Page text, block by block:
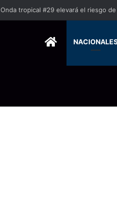
Onda tropical #29 elevará el riesgo
HOME